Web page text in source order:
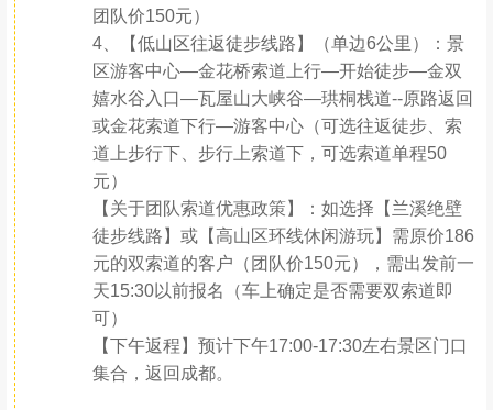
团队价150元）
4、【低山区往返徒步线路】（单边6公里）：景
区游客中心—金花桥索道上行—开始徒步—金双
嬉水谷入口—瓦屋山大峡谷—珙桐栈道--原路返回
或金花索道下行—游客中心（可选往返徒步、索
道上步行下、步行上索道下，可选索道单程50
元）
【关于团队索道优惠政策】：如选择【兰溪绝壁
徒步线路】或【高山区环线休闲游玩】需原价186
元的双索道的客户（团队价150元），需出发前一
天15:30以前报名（车上确定是否需要双索道即
可）
【下午返程】预计下午17:00-17:30左右景区门口
集合，返回成都。